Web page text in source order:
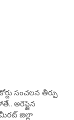
సంచలన తీర్పు
అరెస్టైన
మీరట్ జిల్లా